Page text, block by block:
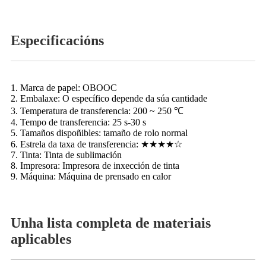
Especificacións
1. Marca de papel: OBOOC
2. Embalaxe: O específico depende da súa cantidade
3. Temperatura de transferencia: 200 ~ 250 ℃
4. Tempo de transferencia: 25 s-30 s
5. Tamaños dispoñibles: tamaño de rolo normal
6. Estrela da taxa de transferencia: ★★★★☆
7. Tinta: Tinta de sublimación
8. Impresora: Impresora de inxección de tinta
9. Máquina: Máquina de prensado en calor
Unha lista completa de materiais
aplicables